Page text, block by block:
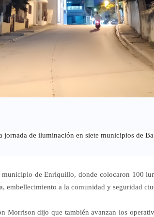
de iluminación en siete municipios de
de Enriquillo, donde colocaron 100
embellecimiento a la comunidad y seguridad
Morrison dijo que también avanzan los